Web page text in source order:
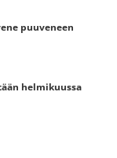
puuveneen
helmikuussa